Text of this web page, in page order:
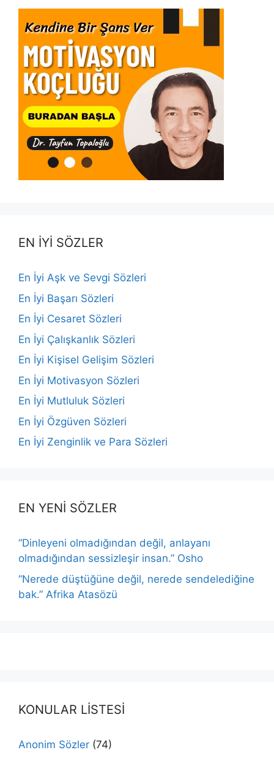
EN İYİ SÖZLER
En İyi Aşk ve Sevgi Sözleri
En İyi Başarı Sözleri
En İyi Cesaret Sözleri
En İyi Çalışkanlık Sözleri
En İyi Kişisel Gelişim Sözleri
En İyi Motivasyon Sözleri
En İyi Mutluluk Sözleri
En İyi Özgüven Sözleri
En İyi Zenginlik ve Para Sözleri
EN YENİ SÖZLER
“Dinleyeni olmadığından değil, anlayanı
olmadığından sessizleşir insan.” Osho
“Nerede düştüğüne değil, nerede sendelediğine
bak.” Afrika Atasözü
KONULAR LİSTESİ
Anonim Sözler (74)